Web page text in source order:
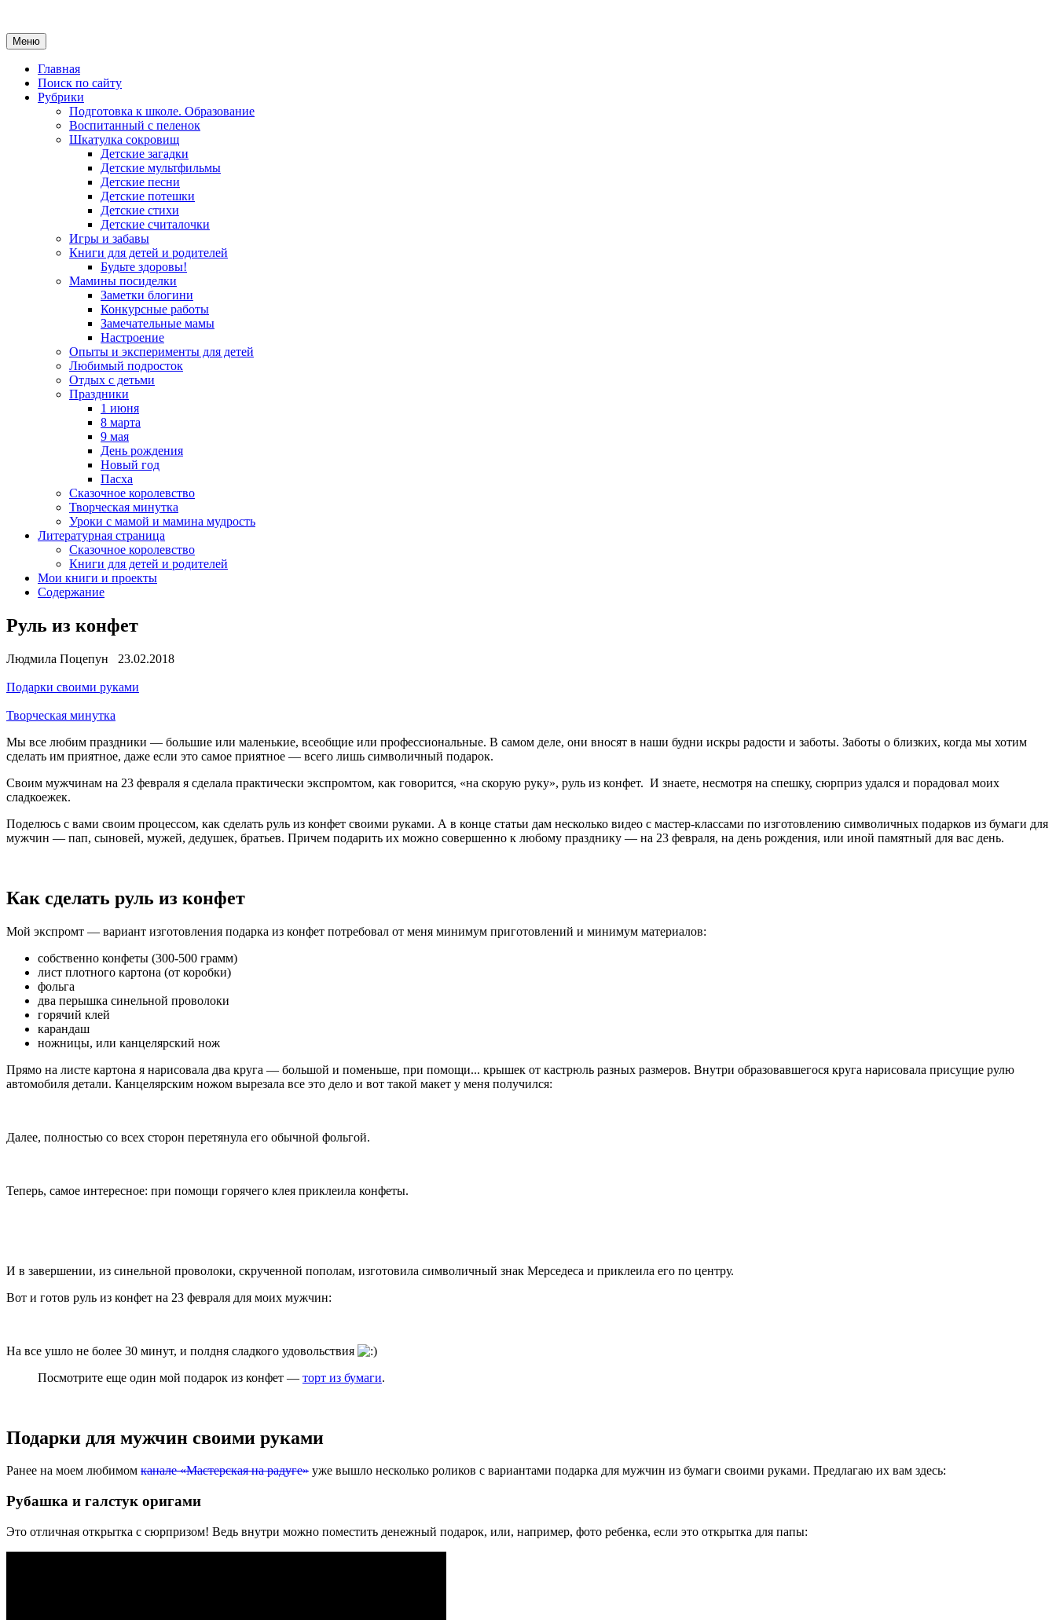
Меню
Главная
Поиск по сайту
Рубрики
Подготовка к школе. Образование
Воспитанный с пеленок
Шкатулка сокровищ
Детские загадки
Детские мультфильмы
Детские песни
Детские потешки
Детские стихи
Детские считалочки
Игры и забавы
Книги для детей и родителей
Будьте здоровы!
Мамины посиделки
Заметки блогини
Конкурсные работы
Замечательные мамы
Настроение
Опыты и эксперименты для детей
Любимый подросток
Отдых с детьми
Праздники
1 июня
8 марта
9 мая
День рождения
Новый год
Пасха
Сказочное королевство
Творческая минутка
Уроки с мамой и мамина мудрость
Литературная страница
Сказочное королевство
Книги для детей и родителей
Мои книги и проекты
Содержание
Руль из конфет
Людмила Поцепун 23.02.2018
Подарки своими руками
Творческая минутка
Мы все любим праздники — большие или маленькие, всеобщие или профессиональные. В самом деле, они вносят в наши будни искры радости и заботы. Заботы о близких, когда мы хотим
сделать им приятное, даже если это самое приятное — всего лишь символичный подарок.
Своим мужчинам на 23 февраля я сделала практически экспромтом, как говорится, «на скорую руку», руль из конфет. И знаете, несмотря на спешку, сюрприз удался и порадовал моих
сладкоежек.
Поделюсь с вами своим процессом, как сделать руль из конфет своими руками. А в конце статьи дам несколько видео с мастер-классами по изготовлению символичных подарков из бумаги для
мужчин — пап, сыновей, мужей, дедушек, братьев. Причем подарить их можно совершенно к любому празднику — на 23 февраля, на день рождения, или иной памятный для вас день.
Как сделать руль из конфет
Мой экспромт — вариант изготовления подарка из конфет потребовал от меня минимум приготовлений и минимум материалов:
собственно конфеты (300-500 грамм)
лист плотного картона (от коробки)
фольга
два перышка синельной проволоки
горячий клей
карандаш
ножницы, или канцелярский нож
Прямо на листе картона я нарисовала два круга — большой и поменьше, при помощи... крышек от кастрюль разных размеров. Внутри образовавшегося круга нарисовала присущие рулю
автомобиля детали. Канцелярским ножом вырезала все это дело и вот такой макет у меня получился:
Далее, полностью со всех сторон перетянула его обычной фольгой.
Теперь, самое интересное: при помощи горячего клея приклеила конфеты.
И в завершении, из синельной проволоки, скрученной пополам, изготовила символичный знак Мерседеса и приклеила его по центру.
Вот и готов руль из конфет на 23 февраля для моих мужчин:
На все ушло не более 30 минут, и полдня сладкого удовольствия
Посмотрите еще один мой подарок из конфет — торт из бумаги.
Подарки для мужчин своими руками
Ранее на моем любимом канале «Мастерская на радуге» уже вышло несколько роликов с вариантами подарка для мужчин из бумаги своими руками. Предлагаю их вам здесь:
Рубашка и галстук оригами
Это отличная открытка с сюрпризом! Ведь внутри можно поместить денежный подарок, или, например, фото ребенка, если это открытка для папы: